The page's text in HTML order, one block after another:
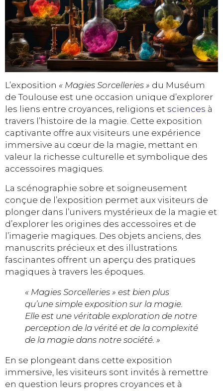
L’exposition « Magies Sorcelleries » du Muséum
de Toulouse est une occasion unique d’explorer
les liens entre croyances, religions et sciences à
travers l’histoire de la magie. Cette exposition
captivante offre aux visiteurs une expérience
immersive au cœur de la magie, mettant en
valeur la richesse culturelle et symbolique des
accessoires magiques.
La scénographie sobre et soigneusement
conçue de l’exposition permet aux visiteurs de
plonger dans l’univers mystérieux de la magie et
d’explorer les origines des accessoires et de
l’imagerie magiques. Des objets anciens, des
manuscrits précieux et des illustrations
fascinantes offrent un aperçu des pratiques
magiques à travers les époques.
« Magies Sorcelleries » est bien plus
qu’une simple exposition sur la magie.
Elle est une véritable exploration de notre
perception de la vérité et de la complexité
de la magie dans notre société. »
En se plongeant dans cette exposition
immersive, les visiteurs sont invités à remettre
en question leurs propres croyances et à